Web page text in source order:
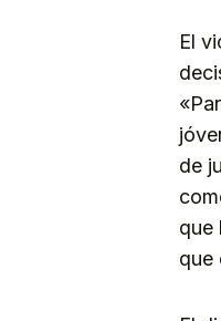
El
de
que
que